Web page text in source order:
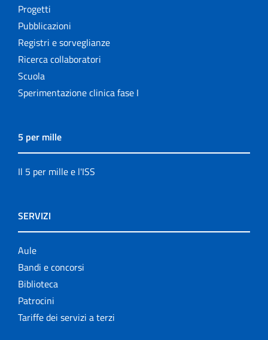
Progetti
Pubblicazioni
Registri e sorveglianze
Ricerca collaboratori
Scuola
Sperimentazione clinica fase I
5 per mille
Il 5 per mille e l'ISS
SERVIZI
Aule
Bandi e concorsi
Biblioteca
Patrocini
Tariffe dei servizi a terzi